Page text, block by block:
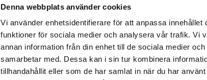
Denna webbplats använder cookies
Vi använder enhetsidentifierare för att anpassa
funktioner för sociala medier och analysera vår trafik. Vi
annan information från din enhet till de sociala medier
samarbetar med. Dessa kan i sin tur kombinera
tillhandahållit eller som de har samlat in när du har